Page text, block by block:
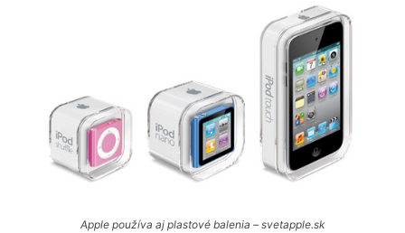
Apple používa aj plastové balenia – svetapple.sk